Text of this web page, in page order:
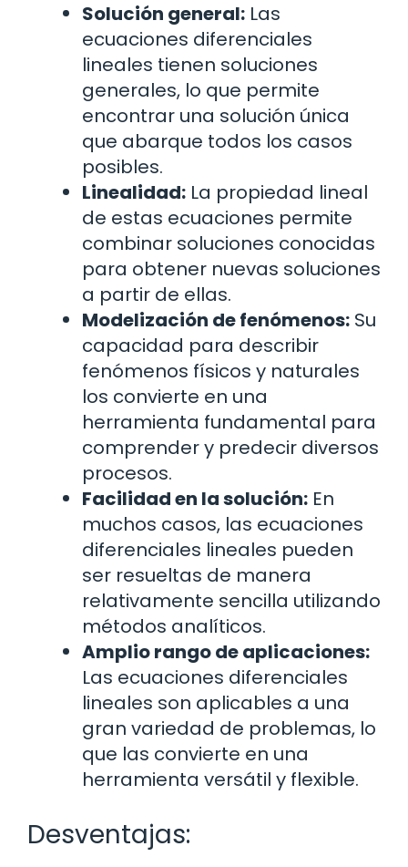
Solución general: Las
ecuaciones diferenciales
lineales tienen soluciones
generales, lo que permite
encontrar una solución única
que abarque todos los casos
posibles.
Linealidad: La propiedad lineal
de estas ecuaciones permite
combinar soluciones conocidas
para obtener nuevas soluciones
a partir de ellas.
Modelización de fenómenos: Su
capacidad para describir
fenómenos físicos y naturales
los convierte en una
herramienta fundamental para
comprender y predecir diversos
procesos.
Facilidad en la solución: En
muchos casos, las ecuaciones
diferenciales lineales pueden
ser resueltas de manera
relativamente sencilla utilizando
métodos analíticos.
Amplio rango de aplicaciones:
Las ecuaciones diferenciales
lineales son aplicables a una
gran variedad de problemas, lo
que las convierte en una
herramienta versátil y flexible.
Desventajas: